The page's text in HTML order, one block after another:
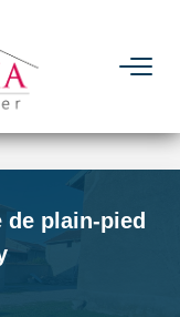
de plain-pied